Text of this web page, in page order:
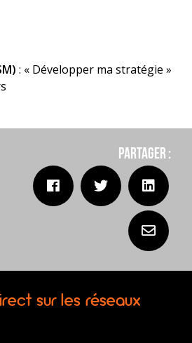
: « Développer ma stratégie »
Partager :
sur les réseaux